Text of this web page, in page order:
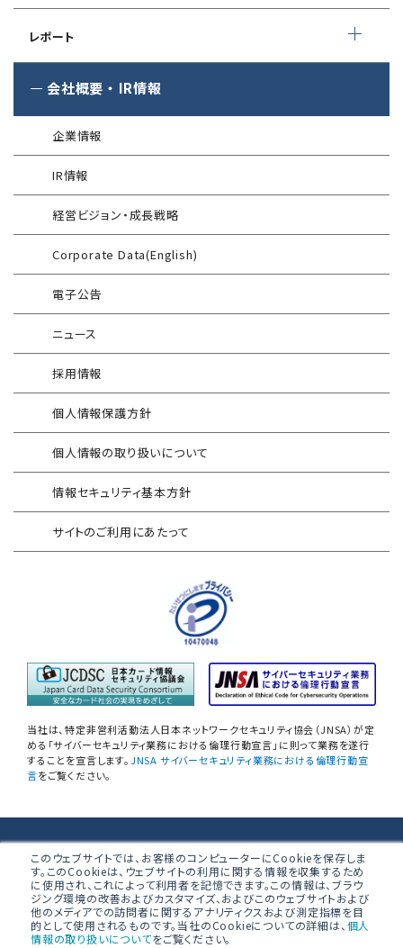
このウェブサイトでは、お客様のコンピューターにCookieを保存しま
す。このCookieは、ウェブサイトの利用に関する情報を収集するため
に使用され、これによって利用者を記憶できます。この情報は、ブラウ
ジング環境の改善およびカスタマイズ、およびこのウェブサイトおよび
他のメディアでの訪問者に関するアナリティクスおよび測定指標を目
的として使用されるものです。当社のCookieについての詳細は、 個人
情報の取り扱いについてをご覧ください。
Shift Left コンサルティング
プレリミナリーサーベイ
「サプライチェーン強化に向けたセキュリティ対策評価制度」
運用開始に備えた事前対策支援サービス
インシデント対応訓練
インシデント対応訓練シミュレーター
情報セキュリティリスクアセスメント
FISCガイドライン準拠対応支援サービス
地方公共団体向け 情報セキュリティ
セルフアセスメント
産業制御システム向けリスクアセスメント
EC加盟店様向け セキュリティ・チェックリスト
対応アセスメントサービス
自己問診型 個人情報に関わる
情報セキュリティアセスメント
情報セキュリティ
自己点検アンケートサービス
NIST SP800-171 サプライチェーン
情報セキュリティアセスメント
データベース設定評価
無線LAN調査
「防衛産業サイバーセキュリティ基準」
準拠支援
クラウドセキュリティ設定診断
アタックサーフェス調査
SQAT with Swift Delivery
EC-Council
（セキュリティエンジニア養成講座）
マネージドセキュリティサービス (MSS)
Managed Security Service for AWS
WAF運用
G-MDR
インターネット分離クラウド
SIEM運用／分析
Splunk自動遮断連携
エンドポイントセキュリティ EDR-MSS
Security-First Aidサービス
セキュアメール
AAMSマルウェア・プロテクト
セキュリティログ分析／活用支援
サイバープロテクション（CP）
レポート
SQAT セキュリティレポート
SQAT®情報セキュリティ瓦版
導入事例
技術情報／コラム
会社概要 ・ IR情報
企業情報
IR情報
経営ビジョン・成長戦略
Corporate Data(English)
電子公告
ニュース
採用情報
個人情報保護方針
個人情報の取り扱いについて
情報セキュリティ基本方針
サイトのご利用にあたって
当社は、特定非営利活動法人日本ネットワークセキュリティ協会（JNSA）が定
める「サイバーセキュリティ業務における倫理行動宣言」に則って業務を遂行
することを宣言します。JNSA サイバーセキュリティ業務における倫理行動宣
言をご覧ください。
株式会社ブロードバンドセキュリティ
〒160-0023 東京都新宿区西新宿8-5-1 野村不動産西新宿共同ビ
ル 4F